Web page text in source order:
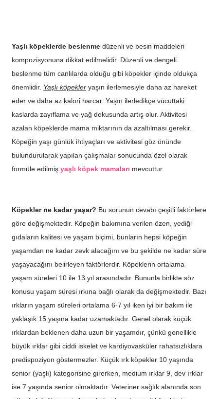
Yaşlı köpeklerde beslenme düzenli ve besin maddeleri
kompozisyonuna dikkat edilmelidir. Düzenli ve dengeli
beslenme tüm canlılarda olduğu gibi köpekler içinde oldukça
önemlidir. Yaşlı köpekler yaşın ilerlemesiyle daha az hareket
eder ve daha az kalori harcar. Yaşın ilerledikçe vücuttaki
kaslarda zayıflama ve yağ dokusunda artış olur. Aktivitesi
azalan köpeklerde mama miktarının da azaltılması gerekir.
Köpeğin yaşı günlük ihtiyaçları ve aktivitesi göz önünde
bulundurularak yapılan çalışmalar sonucunda özel olarak
formüle edilmiş yaşlı köpek mamaları mevcuttur.
Köpekler ne kadar yaşar? Bu sorunun cevabı çeşitli faktörlere
göre değişmektedir. Köpeğin bakımına verilen özen, yediği
gıdaların kalitesi ve yaşam biçimi, bunların hepsi köpeğin
yaşamdan ne kadar zevk alacağını ve bu şekilde ne kadar süre
yaşayacağını belirleyen faktörlerdir. Köpeklerin ortalama
yaşam süreleri 10 ile 13 yıl arasındadır. Bununla birlikte söz
konusu yaşam süresi ırkına bağlı olarak da değişmektedir. Bazı
ırkların yaşam süreleri ortalama 6-7 yıl iken iyi bir bakım ile
yaklaşık 15 yaşına kadar uzamaktadır. Genel olarak küçük
ırklardan beklenen daha uzun bir yaşamdır, çünkü genellikle
büyük ırklar gibi ciddi iskelet ve kardiyovasküler rahatsızlıklara
predispoziyon göstermezler. Küçük ırk köpekler 10 yaşında
senior (yaşlı) kategorisine girerken, medium ırklar 9, dev ırklar
ise 7 yaşında senior olmaktadır. Veteriner sağlık alanında son